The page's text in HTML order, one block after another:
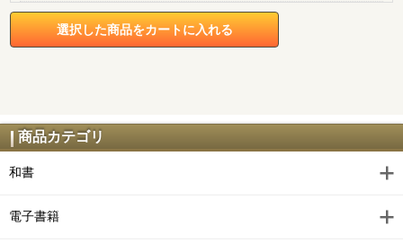
モーニング 2026年31号 [2026年7月2日発売]
モーニング 2026年28号 [2026年6月11日発売]
商品カテゴリ
和書
電子書籍